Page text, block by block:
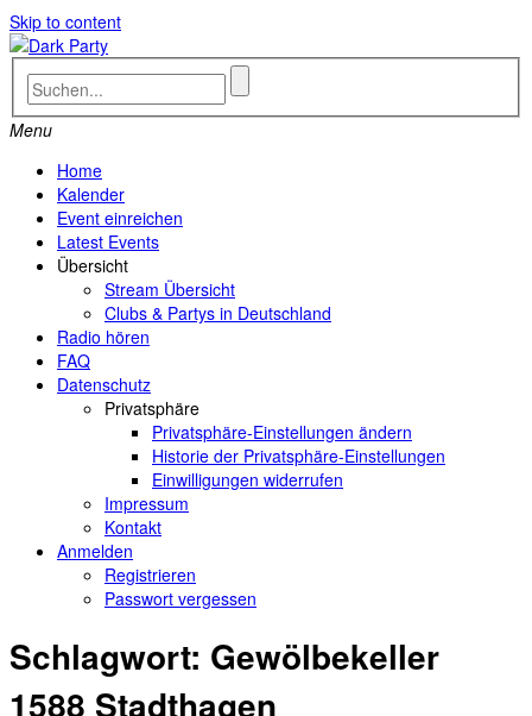
Skip to content
Menu
Home
Kalender
Event einreichen
Latest Events
Übersicht
Stream Übersicht
Clubs & Partys in Deutschland
Radio hören
FAQ
Datenschutz
Privatsphäre
Privatsphäre-Einstellungen ändern
Historie der Privatsphäre-Einstellungen
Einwilligungen widerrufen
Impressum
Kontakt
Anmelden
Registrieren
Passwort vergessen
Schlagwort: Gewölbekeller
1588 Stadthagen